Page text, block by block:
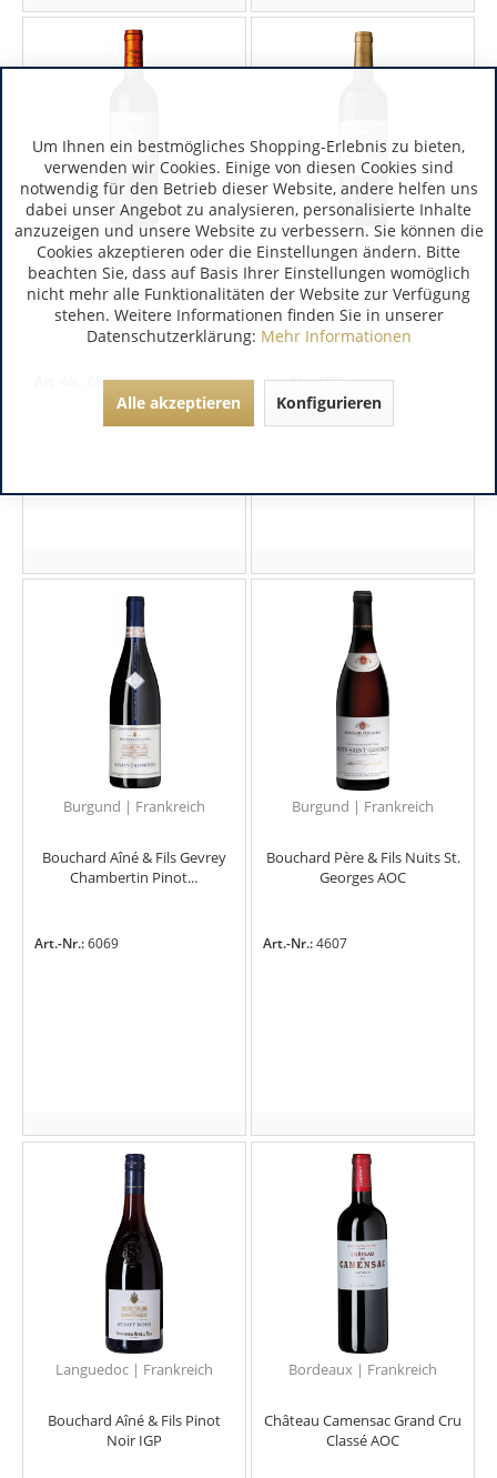
Bordeaux | Frankreich
Les Terrasses de Tour Saint
Christophe Grand...
6887
Bordeaux | Frankreich
Baron Edmond de Rothschild
Château des Laurets...
Art.-Nr.:4056
Burgund | Frankreich
Bouchard Aîné & Fils Gevrey
Chambertin Pinot...
Art.-Nr.:6069
Burgund | Frankreich
Bouchard Père & Fils Nuits St.
Georges AOC
Art.-Nr.:4607
Languedoc | Frankreich
Bouchard Aîné & Fils Pinot
Noir IGP
Bordeaux | Frankreich
Château Camensac Grand Cru
Classé AOC
Um Ihnen ein bestmögliches Shopping-Erlebnis zu bieten,
verwenden wir Cookies. Einige von diesen Cookies sind
notwendig für den Betrieb dieser Website, andere helfen uns
dabei unser Angebot zu analysieren, personalisierte Inhalte
anzuzeigen und unsere Website zu verbessern. Sie können die
Cookies akzeptieren oder die Einstellungen ändern. Bitte
beachten Sie, dass auf Basis Ihrer Einstellungen womöglich
nicht mehr alle Funktionalitäten der Website zur Verfügung
stehen. Weitere Informationen finden Sie in unserer
Datenschutzerklärung: Mehr Informationen
Alle akzeptieren Konfigurieren